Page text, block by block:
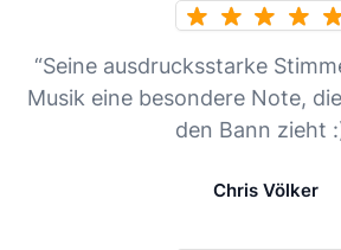
“Seine ausdrucksstarke
Musik eine besondere Note,
den Bann zieht
Chris Völker